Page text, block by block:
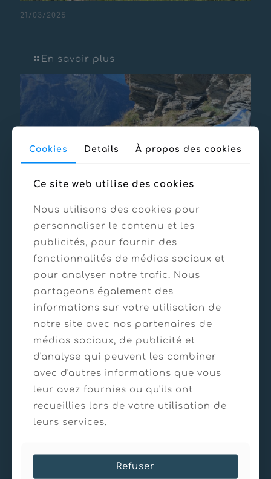
21/03/2025
En savoir plus
21/03/2025
Installation GAZFLEX – La Plagne
En savoir plus
Cookies Details À propos des cookies
Ce site web utilise des cookies
Nous utilisons des cookies pour
personnaliser le contenu et les
publicités, pour fournir des
fonctionnalités de médias sociaux et
pour analyser notre trafic. Nous
partageons également des
informations sur votre utilisation de
notre site avec nos partenaires de
médias sociaux, de publicité et
d'analyse qui peuvent les combiner
avec d'autres informations que vous
leur avez fournies ou qu'ils ont
recueillies lors de votre utilisation de
leurs services.
Refuser